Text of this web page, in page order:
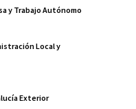
y Trabajo Autónomo
Local y
Exterior